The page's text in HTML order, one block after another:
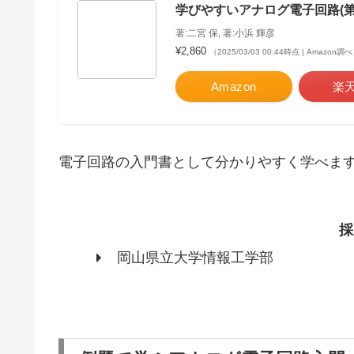
学びやすいアナログ電子回路(
著:二宮 保, 著:小浜 輝彦
¥2,860 （2025/03/03 00:44時点 | Amazon調べ
Amazon 楽
電子回路の入門書として分かりやすく学べま
岡山県立大学情報工学部